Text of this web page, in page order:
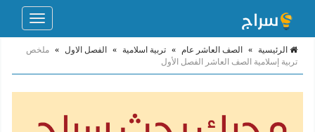
Toggle
الرئيسية » الصف العاشر عام » تربية اسلامية » الفصل الاول » ملخص
تربية إسلامية الصف العاشر الفصل الأول